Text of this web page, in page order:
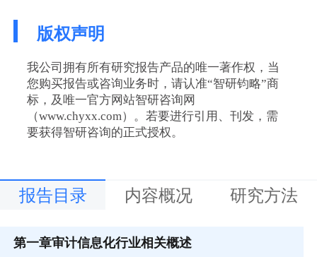
版权声明
我公司拥有所有研究报告产品的唯一著作权，当
您购买报告或咨询业务时，请认准“智研钧略”商
标，及唯一官方网站智研咨询网
（www.chyxx.com）。若要进行引用、刊发，需
要获得智研咨询的正式授权。
报告目录 内容概况 研究方法
第一章审计信息化行业相关概述